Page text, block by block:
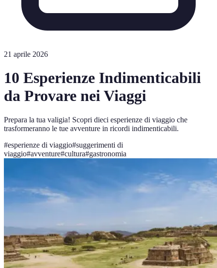
21 aprile 2026
10 Esperienze Indimenticabili
da Provare nei Viaggi
Prepara la tua valigia! Scopri dieci esperienze di viaggio che
trasformeranno le tue avventure in ricordi indimenticabili.
#esperienze di viaggio#suggerimenti di
viaggio#avventure#cultura#gastronomia